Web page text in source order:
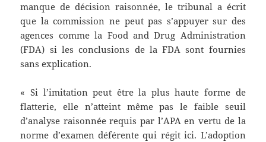
manque de décision raisonnée, le tribunal a écrit
que la commission ne peut pas s’appuyer sur des
agences comme la Food and Drug Administration
(FDA) si les conclusions de la FDA sont fournies
sans explication.
« Si l’imitation peut être la plus haute forme de
flatterie, elle n’atteint même pas le faible seuil
d’analyse raisonnée requis par l’APA en vertu de la
norme d’examen déférente qui régit ici. L’adoption